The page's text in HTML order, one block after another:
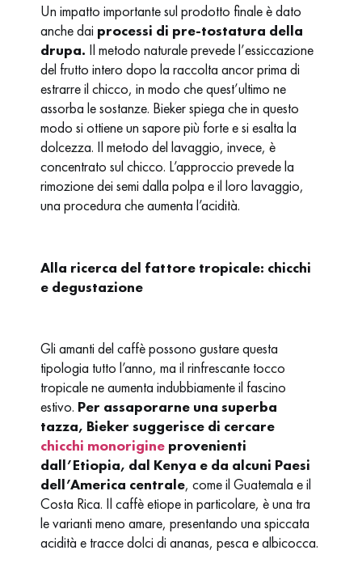
Un impatto importante sul prodotto finale è dato
anche dai processi di pre-tostatura della
drupa. Il metodo naturale prevede l’essiccazione
del frutto intero dopo la raccolta ancor prima di
estrarre il chicco, in modo che quest’ultimo ne
assorba le sostanze. Bieker spiega che in questo
modo si ottiene un sapore più forte e si esalta la
dolcezza. Il metodo del lavaggio, invece, è
concentrato sul chicco. L’approccio prevede la
rimozione dei semi dalla polpa e il loro lavaggio,
una procedura che aumenta l’acidità.
Alla ricerca del fattore tropicale: chicchi
e degustazione
Gli amanti del caffè possono gustare questa
tipologia tutto l’anno, ma il rinfrescante tocco
tropicale ne aumenta indubbiamente il fascino
estivo. Per assaporarne una superba
tazza, Bieker suggerisce di cercare
chicchi monorigine provenienti
dall’Etiopia, dal Kenya e da alcuni Paesi
dell’America centrale, come il Guatemala e il
Costa Rica. Il caffè etiope in particolare, è una tra
le varianti meno amare, presentando una spiccata
acidità e tracce dolci di ananas, pesca e albicocca.